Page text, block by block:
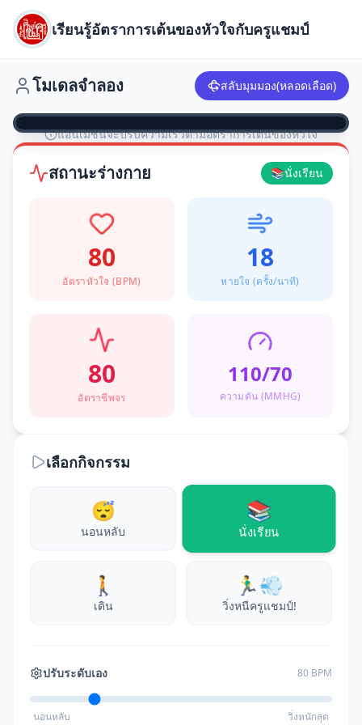
เรียนรู้อัตราการเต้นของหัวใจกับครูแชมป์
สถานะร่างกาย 📚นั่งเรียน
80
อัตราหัวใจ (BPM)
18
หายใจ (ครั้ง/นาที)
80
อัตราชีพจร
110/70
ความดัน (MMHG)
เลือกกิจกรรม
😴
นอนหลับ
📚
นั่งเรียน
🚶
เดิน
🏃‍♂️💨
วิ่งหนีครูแชมป์!
ปรับระดับเอง 80 BPM
นอนหลับ วิ่งหนักสุด
โมเดลจำลอง สลับมุมมอง(หลอดเลือด)
ANATOMY VIEW // 4 CHAMBERS
LV
เลือดแดง (ไปร่างกาย)
MICRO VIEW // CROSS-SECTION
เม็ดเลือดแดง
เม็ดเลือดขาว
เกล็ดเลือด
แอนิเมชันจะปรับความเร็วตามอัตราการเต้นของหัวใจ